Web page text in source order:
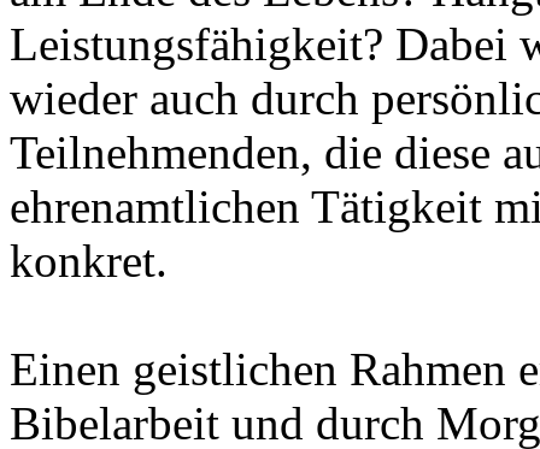
Leistungsfähigkeit? Dabei
wieder auch durch
Teilnehmenden, die diese
ehrenamtlichen Tätigkeit
konkret.
Einen geistlichen Rahmen
Bibelarbeit und durch